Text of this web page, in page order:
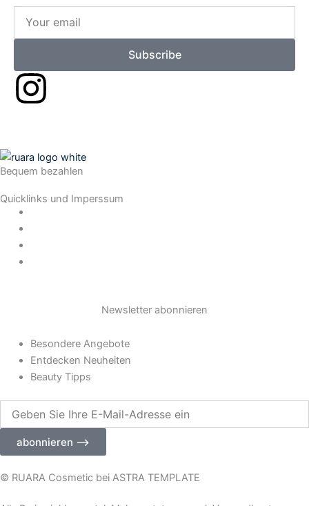
email
Subscribe
I
s
t
a
m
Bequem bezahlen
Quicklinks und Imperssum
Newsletter abonnieren
Besondere Angebote
Entdecken Neuheiten
Beauty Tipps
Sie
Adresse
abonnieren ⟶
© RUARA Cosmetic bei ASTRA TEMPLATE